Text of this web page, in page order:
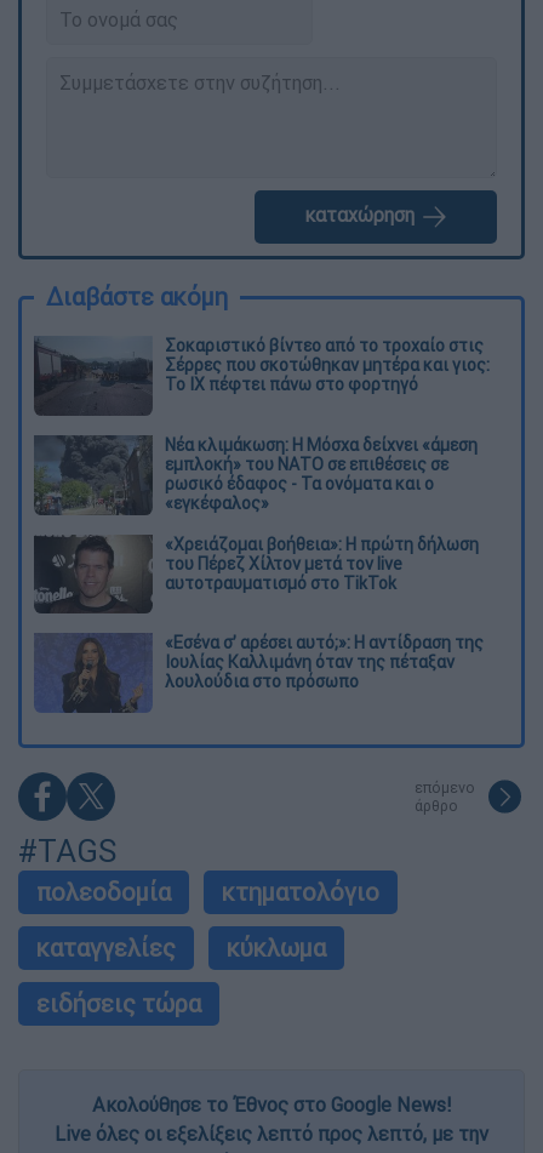
καταχώρηση
Διαβάστε ακόμη
Σοκαριστικό βίντεο από το τροχαίο στις
Σέρρες που σκοτώθηκαν μητέρα και γιος:
Το ΙΧ πέφτει πάνω στο φορτηγό
Νέα κλιμάκωση: Η Μόσχα δείχνει «άμεση
εμπλοκή» του ΝΑΤΟ σε επιθέσεις σε
ρωσικό έδαφος - Τα ονόματα και ο
«εγκέφαλος»
«Χρειάζομαι βοήθεια»: Η πρώτη δήλωση
του Πέρεζ Χίλτον μετά τον live
αυτοτραυματισμό στο TikTok
«Εσένα σ’ αρέσει αυτό;»: Η αντίδραση της
Ιουλίας Καλλιμάνη όταν της πέταξαν
λουλούδια στο πρόσωπο
επόμενο
άρθρο
#TAGS
πολεοδομία
κτηματολόγιο
καταγγελίες
κύκλωμα
ειδήσεις τώρα
Ακολούθησε το Έθνος στο Google News!
Live όλες οι εξελίξεις λεπτό προς λεπτό, με την